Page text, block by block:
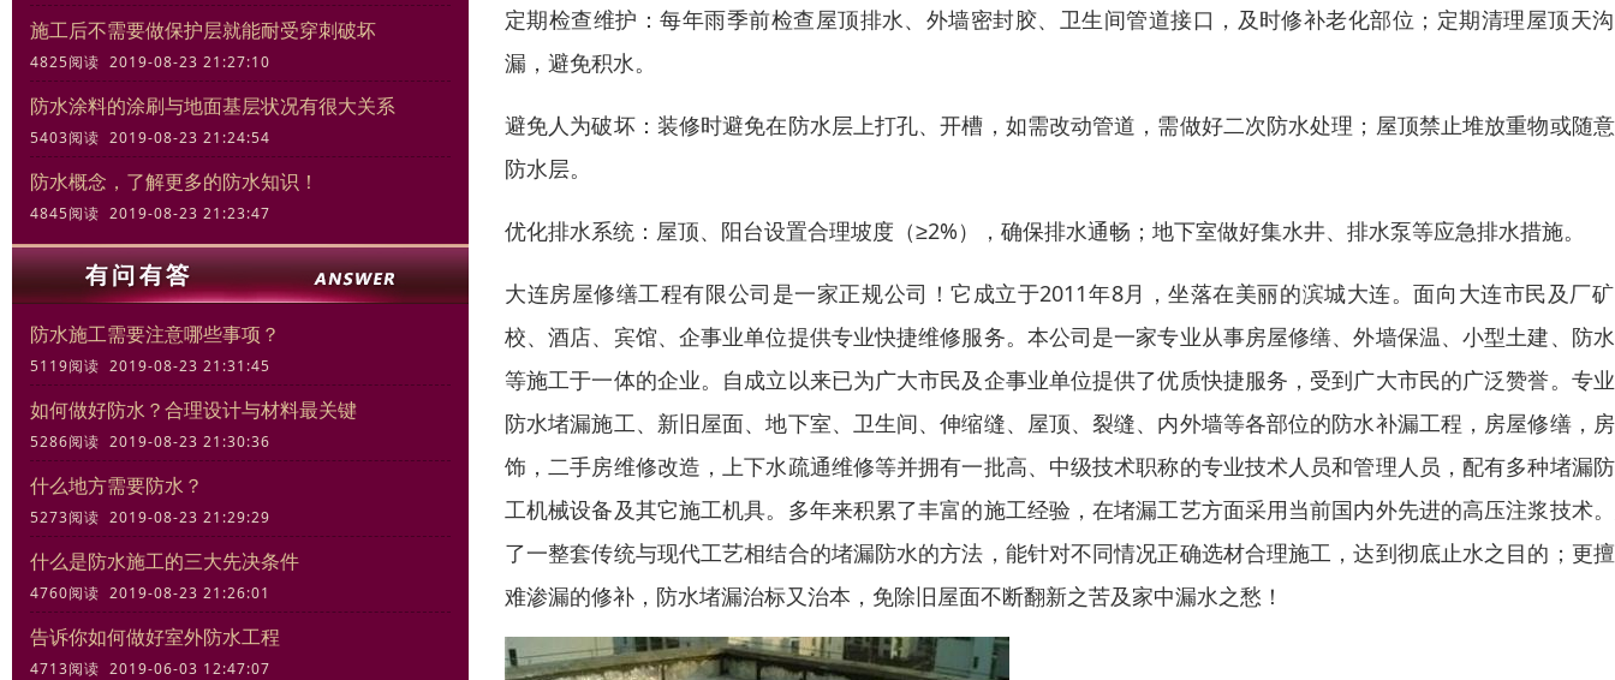
施工后不需要做保护层就能耐受穿刺破坏
4825阅读 2019-08-23 21:27:10
防水涂料的涂刷与地面基层状况有很大关系
5403阅读 2019-08-23 21:24:54
防水概念，了解更多的防水知识！
4845阅读 2019-08-23 21:23:47
防水施工需要注意哪些事项？
5119阅读 2019-08-23 21:31:45
如何做好防水？合理设计与材料最关键
5286阅读 2019-08-23 21:30:36
什么地方需要防水？
5273阅读 2019-08-23 21:29:29
什么是防水施工的三大先决条件
4760阅读 2019-08-23 21:26:01
告诉你如何做好室外防水工程
4713阅读 2019-06-03 12:47:07
定期检查维护：每年雨季前检查屋顶排水、外墙密封胶、卫生间管道接口，及时修补老化部位；定期清理屋顶天
漏，避免积水。
避免人为破坏：装修时避免在防水层上打孔、开槽，如需改动管道，需做好二次防水处理；屋顶禁止堆放重物或随
防水层。
优化排水系统：屋顶、阳台设置合理坡度（≥2%），确保排水通畅；地下室做好集水井、排水泵等应急排水措施。
大连房屋修缮工程有限公司是一家正规公司！它成立于2011年8月，坐落在美丽的滨城大连。面向大连市民及厂
校、酒店、宾馆、企事业单位提供专业快捷维修服务。本公司是一家专业从事房屋修缮、外墙保温、小型土建、防
等施工于一体的企业。自成立以来已为广大市民及企事业单位提供了优质快捷服务，受到广大市民的广泛赞誉。专
防水堵漏施工、新旧屋面、地下室、卫生间、伸缩缝、屋顶、裂缝、内外墙等各部位的防水补漏工程，房屋修缮，
饰，二手房维修改造，上下水疏通维修等并拥有一批高、中级技术职称的专业技术人员和管理人员，配有多种堵漏
工机械设备及其它施工机具。多年来积累了丰富的施工经验，在堵漏工艺方面采用当前国内外先进的高压注浆技术
了一整套传统与现代工艺相结合的堵漏防水的方法，能针对不同情况正确选材合理施工，达到彻底止水之目的；更
难渗漏的修补，防水堵漏治标又治本，免除旧屋面不断翻新之苦及家中漏水之愁！